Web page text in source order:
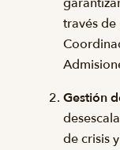
través
Gestión
de crisis